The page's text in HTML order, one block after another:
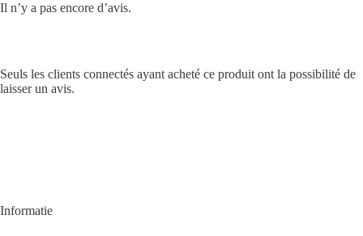
Il n’y a pas encore d’avis.
Seuls les clients connectés ayant acheté ce produit ont la possibilité de
laisser un avis.
Informatie